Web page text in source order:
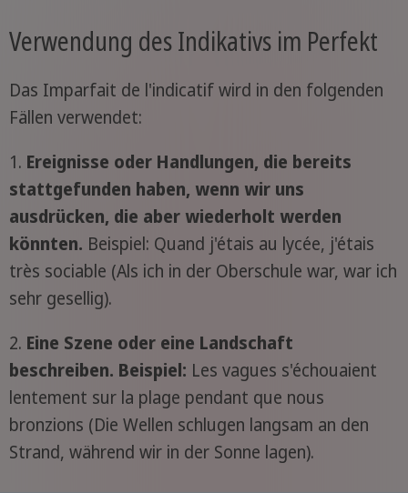
Verwendung des Indikativs im Perfekt
Das Imparfait de l'indicatif wird in den folgenden
Fällen verwendet:
1. Ereignisse oder Handlungen, die bereits
stattgefunden haben, wenn wir uns
ausdrücken, die aber wiederholt werden
könnten. Beispiel: Quand j'étais au lycée, j'étais
très sociable (Als ich in der Oberschule war, war ich
sehr gesellig).
2. Eine Szene oder eine Landschaft
beschreiben. Beispiel: Les vagues s'échouaient
lentement sur la plage pendant que nous
bronzions (Die Wellen schlugen langsam an den
Strand, während wir in der Sonne lagen).